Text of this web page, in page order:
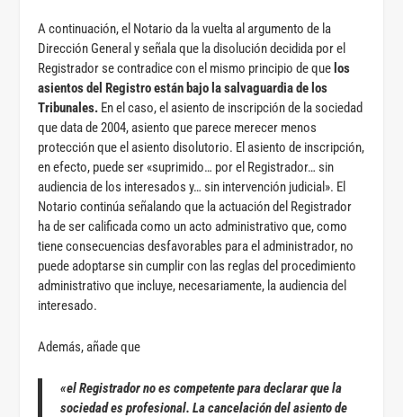
A continuación, el Notario da la vuelta al argumento de la
Dirección General y señala que la disolución decidida por el
Registrador se contradice con el mismo principio de que los
asientos del Registroestán bajo la salvaguardia de los
Tribunales. En el caso, el asiento de inscripción de la sociedad
que data de 2004, asiento que parece merecer menos
protección que el asiento disolutorio. El asiento de inscripción,
en efecto, puede ser «suprimido… por el Registrador… sin
audiencia de los interesados y… sin intervención judicial». El
Notario continúa señalando que la actuación del Registrador
ha de ser calificada como un acto administrativo que, como
tiene consecuencias desfavorables para el administrador, no
puede adoptarse sin cumplir con las reglas del procedimiento
administrativo que incluye, necesariamente, la audiencia del
interesado.
Además, añade que
«el Registrador no es competente para declarar que la
sociedad es profesional. La cancelación del asiento de